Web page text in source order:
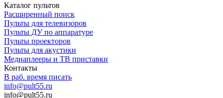
Каталог пультов
Расширенный поиск
Пульты для телевизоров
Пульты ДУ по аппаратуре
Пульты проекторов
Пульты для акустики
Медиаплееры и ТВ приставки
Контакты
В раб. время писать
info@pult55.ru
info@pult55.ru